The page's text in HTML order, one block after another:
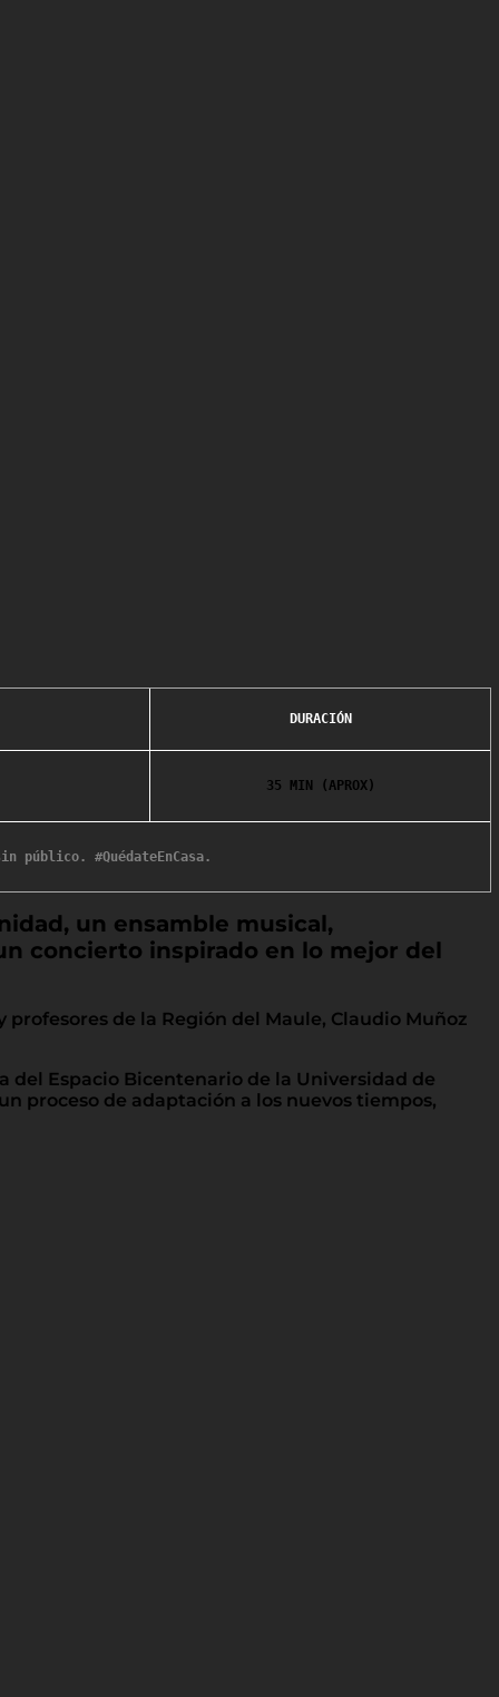
DURACIÓN
35 MIN (APROX)
un ensamble musical,
concierto inspirado en lo mejor del
de la Región del Maule, Claudio Muñoz
del Espacio Bicentenario de la Universidad de
proceso de adaptación a los nuevos tiempos,